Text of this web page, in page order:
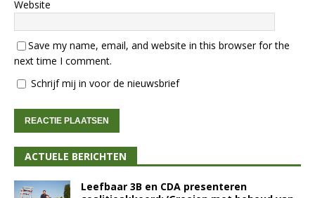
Website
Save my name, email, and website in this browser for the
next time I comment.
Schrijf mij in voor de nieuwsbrief
ACTUELE BERICHTEN
Leefbaar 3B en CDA presenteren